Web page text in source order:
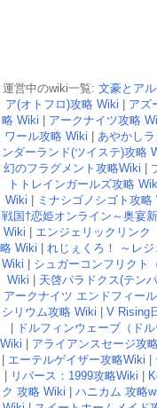
運営中のwiki一覧: 文豪とア
ア(オトフロ)攻略 Wiki | アズ
略 Wiki | アークナイツ攻略
ワール攻略 Wiki | あやかし
ンダーランド(ツイステ)攻略
幻のフラグメント攻略Wiki |
トトレインガールズ攻略
Wiki | ミナシゴノシゴト攻略
戦国†恋姫オンライン～奥宴
Wiki | エンジェリックリンク
略 Wiki | れじぇくろ！ ～レ
Wiki | シュガーコンフリクト
Wiki | 天啓パラドクス(テン
アークナイツ エンドフィー
シリウム攻略 Wiki | V Rising
| ドルフィンウェーブ（ド
Wiki | アライアンスセージ攻
| エーテルゲイザー攻略Wiki |
| リバース：1999攻略Wiki |
ク 攻略 Wiki | ハニカム 攻略